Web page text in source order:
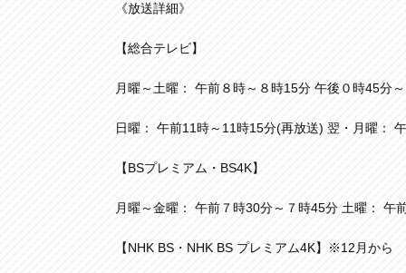
《放送詳細》
【総合テレビ】
月曜～土曜： 午前８時～８時15分 午後０時45分
日曜： 午前11時～11時15分(再放送) 翌・月曜：
【BSプレミアム・BS4K】
月曜～金曜： 午前７時30分～７時45分 土曜：
【NHK BS・NHK BS プレミアム4K】※12月から